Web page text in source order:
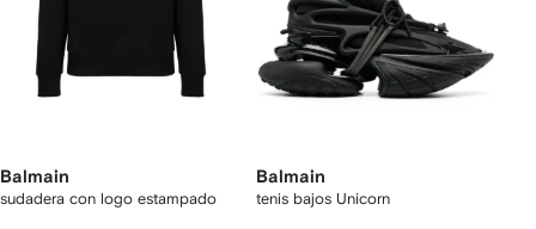
Balmain
sudadera con logo estampado
Balmain
tenis bajos Unicorn